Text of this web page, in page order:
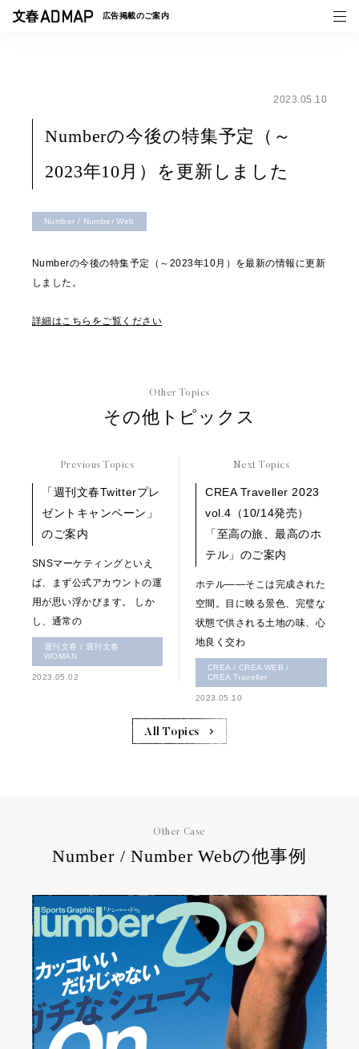
広告掲載のご案内
事例一覧
トピックス
2023.05.10
Numberの今後の特集予定（～
2023年10月）を更新しました
Number / Number Web
Numberの今後の特集予定（～2023年10月）を最新の情報に更新
しました。
詳細はこちらをご覧ください
Other Topics
その他トピックス
Previous Topics
「週刊文春Twitterプレ
ゼントキャンペーン」
のご案内
SNSマーケティングといえ
ば、まず公式アカウントの運
用が思い浮かびます。 しか
し、通常の
週刊文春 / 週刊文春
WOMAN
2023.05.02
Next Topics
CREA Traveller 2023
vol.4（10/14発売）
「至高の旅、最高のホ
テル」のご案内
ホテル――そこは完成された
空間。目に映る景色、完璧な
状態で供される土地の味、心
地良く交わ
CREA / CREA WEB /
CREA Traveller
2023.05.10
All Topics
Other Case
Number / Number Webの他事例